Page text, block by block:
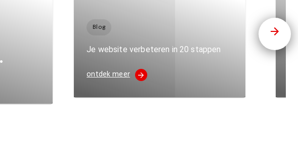
Blog
Je website verbeteren in 20 stappen
ontdek meer